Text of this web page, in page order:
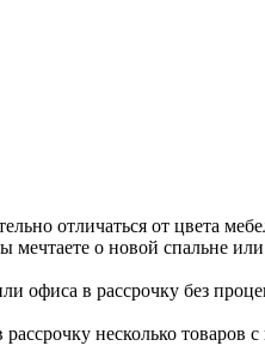
отличаться от цвета
о новой спальне или
офиса в рассрочку без
несколько товаров